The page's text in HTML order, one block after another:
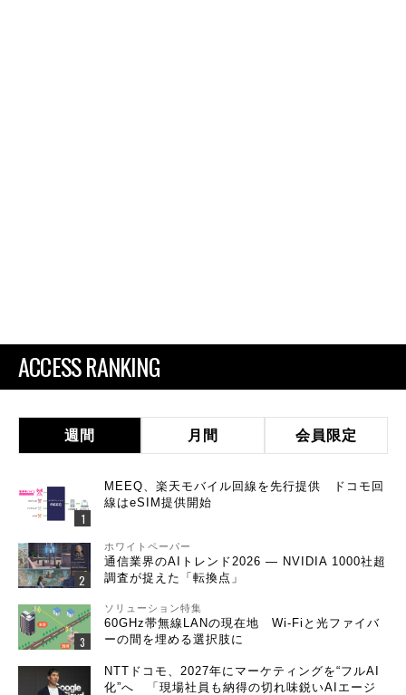
ACCESS RANKING
週間 月間 会員限定
MEEQ、楽天モバイル回線を先行提供 ドコモ回
線はeSIM提供開始
ホワイトペーパー
通信業界のAIトレンド2026 ― NVIDIA 1000社超
調査が捉えた「転換点」
ソリューション特集
60GHz帯無線LANの現在地 Wi-Fiと光ファイバ
ーの間を埋める選択肢に
NTTドコモ、2027年にマーケティングを“フルAI
化”へ 「現場社員も納得の切れ味鋭いAIエージ